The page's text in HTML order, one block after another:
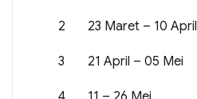
2 23 Maret – 10 April
3 21 April – 05 Mei